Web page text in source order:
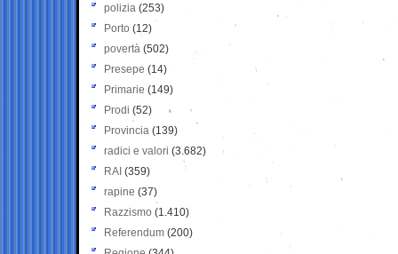
polizia (253)
Porto (12)
povertà (502)
Presepe (14)
Primarie (149)
Prodi (52)
Provincia (139)
radici e valori (3.682)
RAI (359)
rapine (37)
Razzismo (1.410)
Referendum (200)